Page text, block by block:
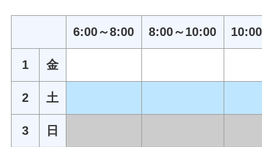
6:00～8:00 8:00～10:00 10:00
1 金
2 土
3 日